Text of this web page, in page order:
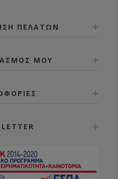
ΠΕΛΑΤΩΝ
ΜΟΥ